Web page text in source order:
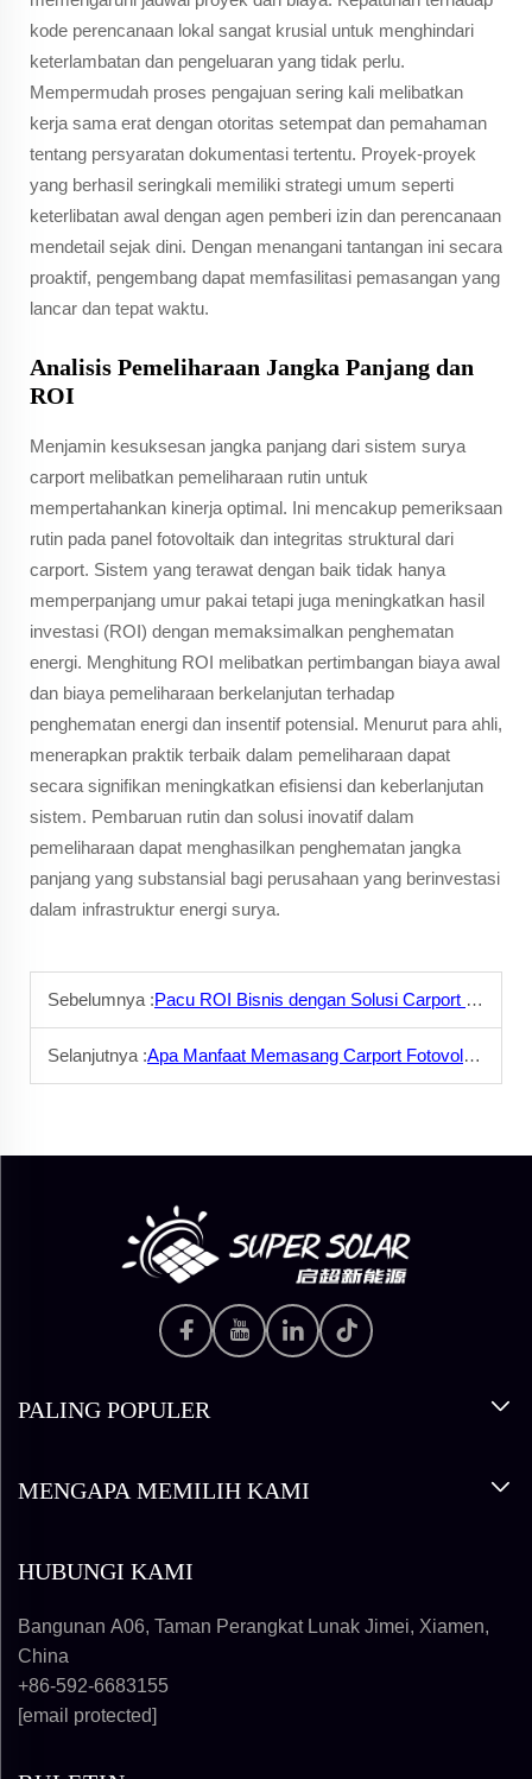
kode perencanaan lokal sangat krusial untuk menghindari
keterlambatan dan pengeluaran yang tidak perlu.
Mempermudah proses pengajuan sering kali melibatkan
kerja sama erat dengan otoritas setempat dan pemahaman
tentang persyaratan dokumentasi tertentu. Proyek-proyek
yang berhasil seringkali memiliki strategi umum seperti
keterlibatan awal dengan agen pemberi izin dan perencanaan
mendetail sejak dini. Dengan menangani tantangan ini secara
proaktif, pengembang dapat memfasilitasi pemasangan yang
lancar dan tepat waktu.
Analisis Pemeliharaan Jangka Panjang dan
ROI
Menjamin kesuksesan jangka panjang dari sistem surya
carport melibatkan pemeliharaan rutin untuk
mempertahankan kinerja optimal. Ini mencakup pemeriksaan
rutin pada panel fotovoltaik dan integritas struktural dari
carport. Sistem yang terawat dengan baik tidak hanya
memperpanjang umur pakai tetapi juga meningkatkan hasil
investasi (ROI) dengan memaksimalkan penghematan
energi. Menghitung ROI melibatkan pertimbangan biaya awal
dan biaya pemeliharaan berkelanjutan terhadap
penghematan energi dan insentif potensial. Menurut para ahli,
menerapkan praktik terbaik dalam pemeliharaan dapat
secara signifikan meningkatkan efisiensi dan keberlanjutan
sistem. Pembaruan rutin dan solusi inovatif dalam
pemeliharaan dapat menghasilkan penghematan jangka
panjang yang substansial bagi perusahaan yang berinvestasi
dalam infrastruktur energi surya.
Sebelumnya :Pacu ROI Bisnis dengan Solusi Carport Solar
Selanjutnya :Apa Manfaat Memasang Carport Fotovoltaik di Rumah?
PALING POPULER
MENGAPA MEMILIH KAMI
HUBUNGI KAMI
Bangunan A06, Taman Perangkat Lunak Jimei, Xiamen,
China
+86-592-6683155
[email protected]